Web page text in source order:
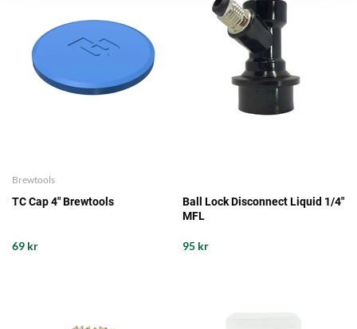
Brewtools
TC Cap 4" Brewtools
69 kr
Ball Lock Disconnect Liquid 1/4"
MFL
95 kr